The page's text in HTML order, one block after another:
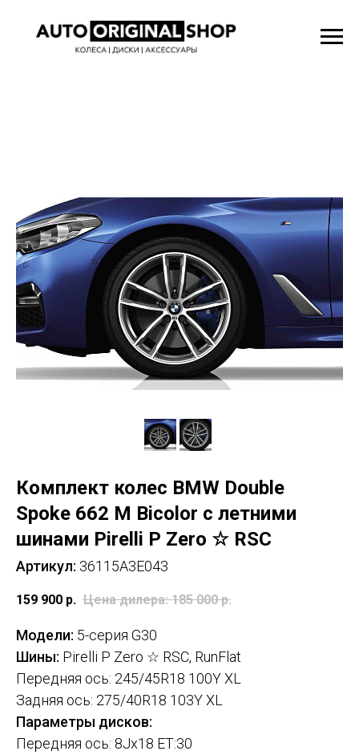
Комплект колес BMW Double
Spoke 662 M Bicolor с летними
шинами Pirelli P Zero ☆ RSC
Артикул: 36115A3E043
159 900 р. Цена дилера: 185 000 р.
Модели: 5-серия G30
Шины: Pirelli P Zero ☆ RSC, RunFlat
Передняя ось: 245/45R18 100Y XL
Задняя ось: 275/40R18 103Y XL
Параметры дисков:
Передняя ось: 8Jx18 ET:30